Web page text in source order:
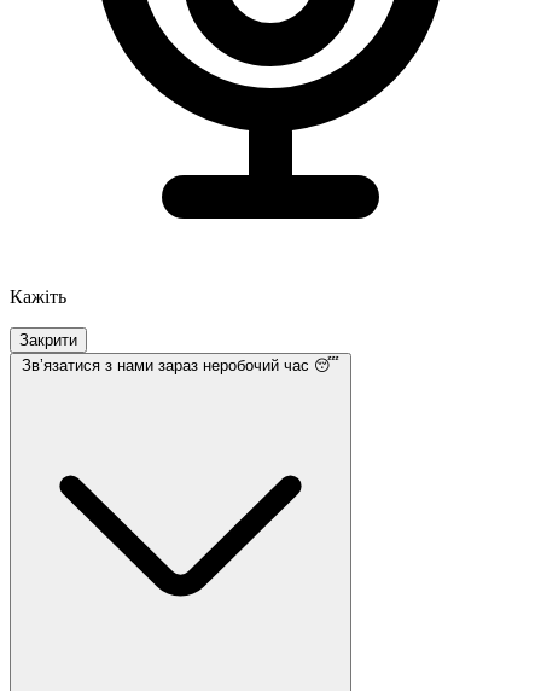
Кажіть
Закрити
Звʼязатися з нами зараз неробочий час 😴